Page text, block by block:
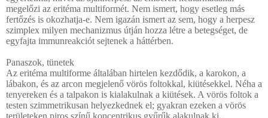
megelőzi az eritéma multiformét. Nem ismert, hogy esetleg más
fertőzés is okozhatja-e. Nem igazán ismert az sem, hogy a herpesz
szimplex milyen mechanizmus útján hozza létre a betegséget, de
egyfajta immunreakciót sejtenek a háttérben.
Panaszok, tünetek
Az eritéma multiforme általában hirtelen kezdődik, a karokon, a
lábakon, és az arcon megjelenő vörös foltokkal, kiütésekkel. Néha a
tenyereken és a talpakon is kialakulnak a kiütések. A vörös foltok a
testen szimmetrikusan helyezkednek el; gyakran ezeken a vörös
területeken piros színű koncentrikus gyűrűk alakulnak ki,